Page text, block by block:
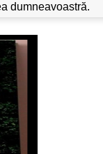
dumneavoastră.